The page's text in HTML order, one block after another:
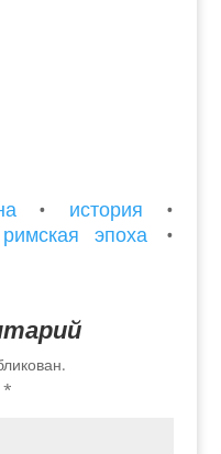
• история
•
римская эпоха
•
*